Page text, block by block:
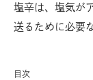
塩辛は、塩気が
送るために必要
目次